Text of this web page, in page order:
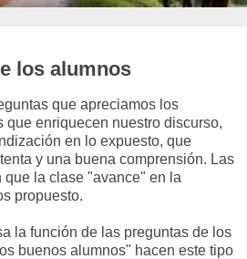
los alumnos
que apreciamos los
que enriquecen nuestro discurso,
en lo expuesto, que
y una buena comprensión. Las
que la clase "avance" en la
propuesto.
la función de las preguntas de los
buenos alumnos" hacen este tipo